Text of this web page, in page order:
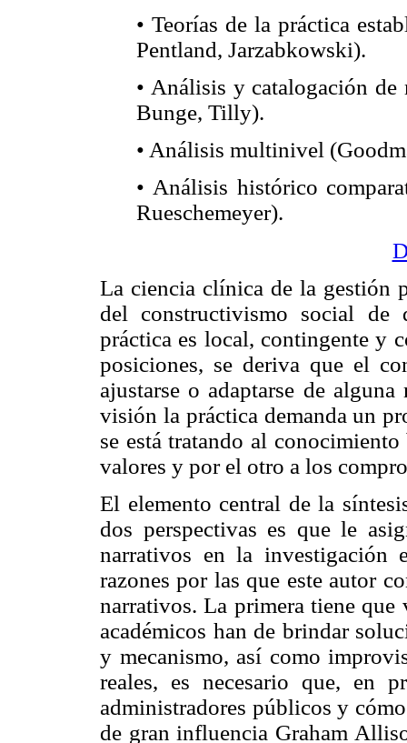
• Teorías de la práctica
Pentland, Jarzabkowski).
• Análisis y catalogación de
Bunge, Tilly).
• Análisis multinivel
• Análisis histórico
Rueschemeyer).
La ciencia clínica de la gestión
del constructivismo social
práctica es local, contingente y
posiciones, se deriva que el
ajustarse o adaptarse de
visión la práctica demanda un
se está tratando al
valores y por el otro a los
El elemento central de la
dos perspectivas es que le
narrativos en la investigación
razones por las que este autor
narrativos. La primera tiene
académicos han de brindar
y mecanismo, así como
reales, es necesario que, en
administradores públicos y
de gran influencia Graham